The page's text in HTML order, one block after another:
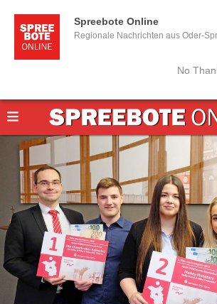
Spreebote Online
Regionale Nachrichten aus Oder-
No